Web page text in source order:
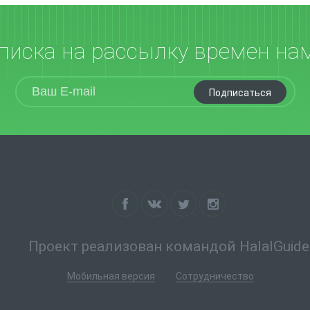
на рассылку времен
Подписаться
Проект реализован командой HalalGuide
Мобильная версия Сотрудничество